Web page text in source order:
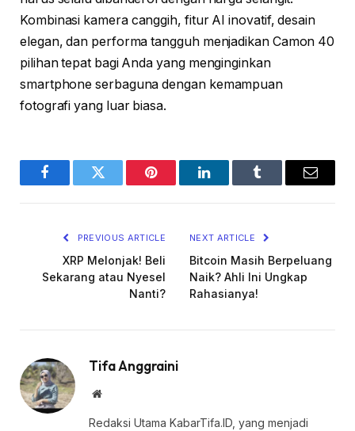
Kombinasi kamera canggih, fitur AI inovatif, desain
elegan, dan performa tangguh menjadikan Camon 40
pilihan tepat bagi Anda yang menginginkan
smartphone serbaguna dengan kemampuan
fotografi yang luar biasa.
FacebookTwitter Pinterest LinkedInTumblr Email
PREVIOUS ARTICLE
XRP Melonjak! Beli
Sekarang atau Nyesel
Nanti?
NEXT ARTICLE
Bitcoin Masih Berpeluang
Naik? Ahli Ini Ungkap
Rahasianya!
Tifa Anggraini
Website
Redaksi Utama KabarTifa.ID, yang menjadi